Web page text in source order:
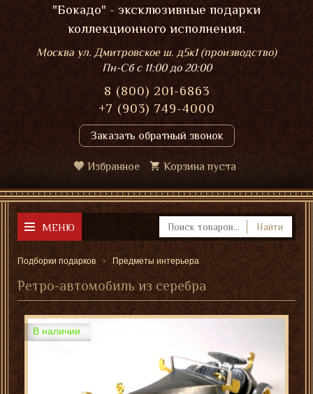
"Бокадо" - эксклюзивные подарки
коллекционного исполнения.
Москва ул. Дмитровское ш. д5к1 (производство)
Пн-Сбс 11:00 до 20:00
8 (800) 201-6863
+7 (903) 749-4000
Заказать обратный звонок
Избранное Корзина пуста
МЕНЮ Найти
Подборки подарков Предметы интерьера
Ретро-автомобиль из серебра
В наличии